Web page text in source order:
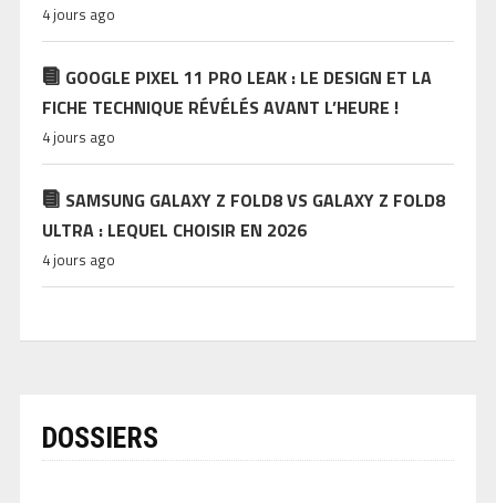
4 jours ago
GOOGLE PIXEL 11 PRO LEAK : LE DESIGN ET LA
FICHE TECHNIQUE RÉVÉLÉS AVANT L’HEURE !
4 jours ago
SAMSUNG GALAXY Z FOLD8 VS GALAXY Z FOLD8
ULTRA : LEQUEL CHOISIR EN 2026
4 jours ago
DOSSIERS